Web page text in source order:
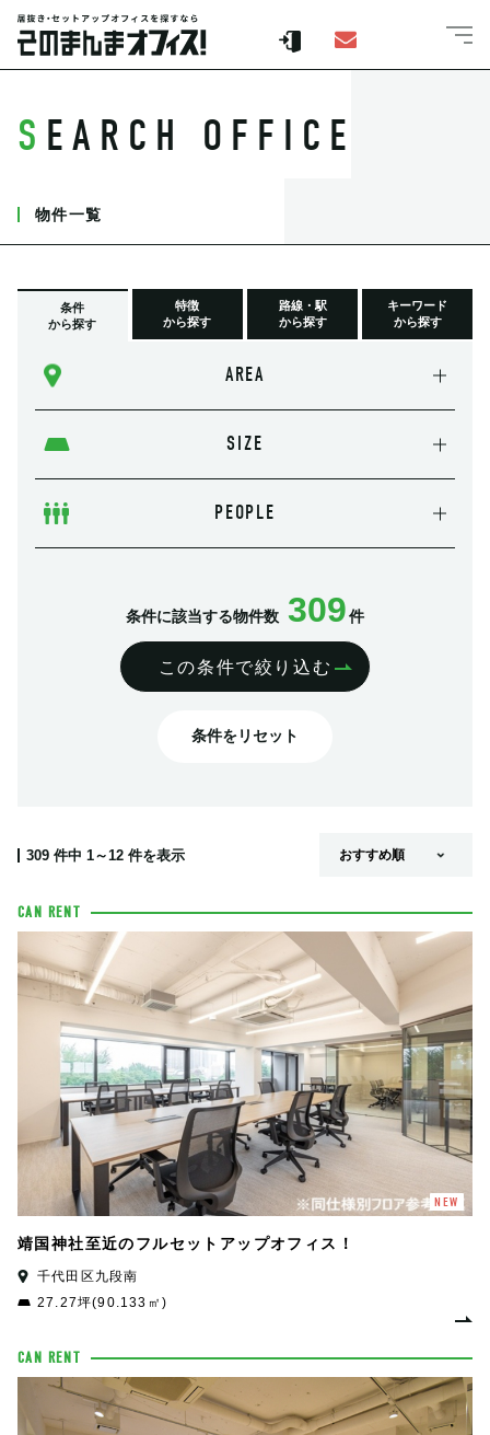
SEARCH OFFICE
物件一覧
条件
から探す
特徴
から探す
路線・駅
から探す
キーワード
から探す
AREA
SIZE
PEOPLE
条件に該当する物件数 309件
この条件で絞り込む
条件をリセット
309 件中 1～12 件を表示
CAN RENT
NEW
靖国神社至近のフルセットアップオフィス！
千代田区九段南
27.27坪(90.133㎡)
CAN RENT